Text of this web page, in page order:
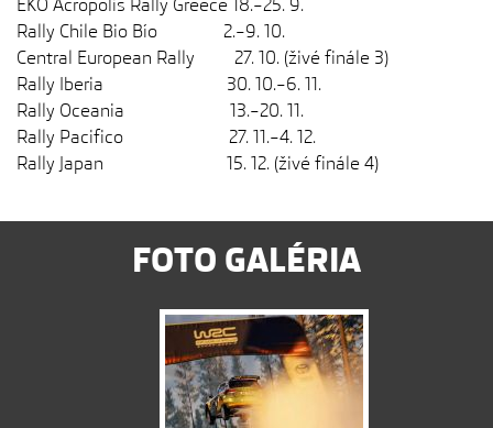
EKO Acropolis Rally Greece 18.–25. 9.
Rally Chile Bio Bío 2.–9. 10.
Central European Rally 27. 10. (živé finále 3)
Rally Iberia 30. 10.–6. 11.
Rally Oceania 13.–20. 11.
Rally Pacifico 27. 11.–4. 12.
Rally Japan 15. 12. (živé finále 4)
FOTO GALÉRIA